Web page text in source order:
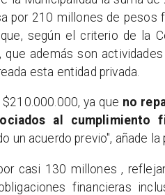
por 210 millones de pesos
según el criterio de la
, que además son
esta entidad privada.
ya que no
al cumplimiento
un acuerdo previo", añade la
casi 130 millones ,
financieras